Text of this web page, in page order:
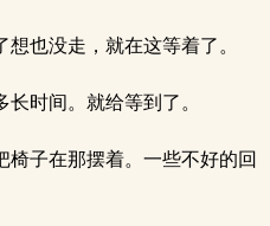
也没走，就在这等着了。
时间。就给等到了。
子在那摆着。一些不好的回